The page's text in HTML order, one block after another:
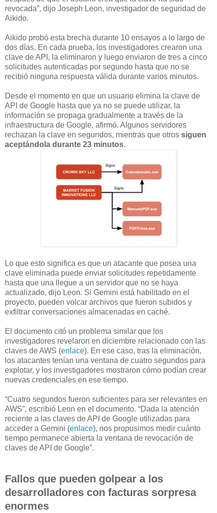
revocada”, dijo Joseph Leon, investigador de seguridad de
Aikido.
Aikido probó esta brecha durante 10 ensayos a lo largo de
dos días. En cada prueba, los investigadores crearon una
clave de API, la eliminaron y luego enviaron de tres a cinco
solicitudes autenticadas por segundo hasta que no se
recibió ninguna respuesta válida durante varios minutos.
Desde el momento en que un usuario elimina la clave de
API de Google hasta que ya no se puede utilizar, la
información se propaga gradualmente a través de la
infraestructura de Google, afirmó. Algunos servidores
rechazan la clave en segundos, mientras que otros siguen
aceptándola durante 23 minutos.
Lo que esto significa es que un atacante que posea una
clave eliminada puede enviar solicitudes repetidamente
hasta que una llegue a un servidor que no se haya
actualizado, dijo Leon. Si Gemini está habilitado en el
proyecto, pueden volcar archivos que fueron subidos y
exfiltrar conversaciones almacenadas en caché.
El documento citó un problema similar que los
investigadores revelaron en diciembre relacionado con las
claves de AWS (enlace). En ese caso, tras la eliminación,
los atacantes tenían una ventana de cuatro segundos para
explotar, y los investigadores mostraron cómo podían crear
nuevas credenciales en ese tiempo.
“Cuatro segundos fueron suficientes para ser relevantes en
AWS”, escribió Leon en el documento. “Dada la atención
reciente a las claves de API de Google utilizadas para
acceder a Gemini (enlace), nos propusimos medir cuánto
tiempo permanece abierta la ventana de revocación de
claves de API de Google”.
Fallos que pueden golpear a los
desarrolladores con facturas sorpresa
enormes